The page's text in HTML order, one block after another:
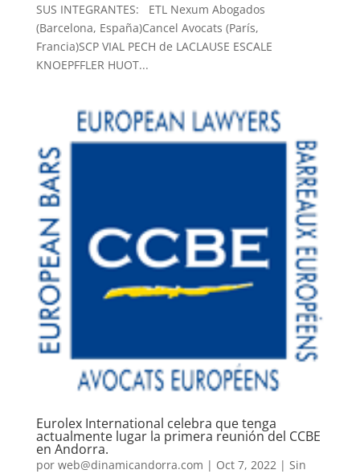
SUS INTEGRANTES: ETL Nexum Abogados
(Barcelona, España)Cancel Avocats (París,
Francia)SCP VIAL PECH de LACLAUSE ESCALE
KNOEPFFLER HUOT...
Eurolex International celebra que tenga
actualmente lugar la primera reunión del CCBE
en Andorra.
por web@dinamicandorra.com | Oct 7, 2022 | Sin